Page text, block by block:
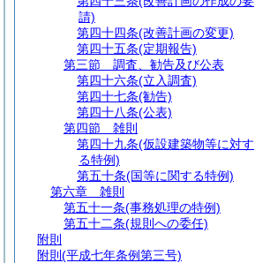
請)
第四十四条(改善計画の変更)
第四十五条(定期報告)
第三節
調査、勧告及び公表
第四十六条(立入調査)
第四十七条(勧告)
第四十八条(公表)
第四節
雑則
第四十九条(仮設建築物等に対す
る特例)
第五十条(国等に関する特例)
第六章
雑則
第五十一条(事務処理の特例)
第五十二条(規則への委任)
附則
附則 (平成七年条例第三号)